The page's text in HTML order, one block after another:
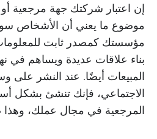
إن اعتبار شركتك جهة مرجعية
موضوع ما يعني أن الأشخاص
مؤسستك كمصدر ثابت
بناء علاقات عديدة ويساهم في
المبيعات أيضًا. عند النشر على
الاجتماعي، فإنك تنشئ بشكل
المرجعية في مجال عملك،